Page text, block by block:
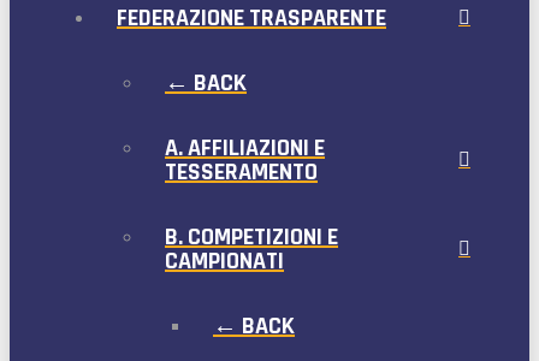
FEDERAZIONE TRASPARENTE
← BACK
A. AFFILIAZIONI E
TESSERAMENTO
B. COMPETIZIONI E
CAMPIONATI
← BACK